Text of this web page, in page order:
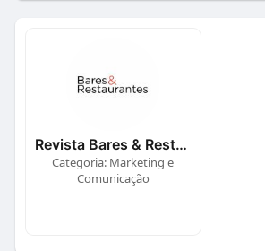
Revista Bares & Restaurantes
Categoria: Marketing e
Comunicação